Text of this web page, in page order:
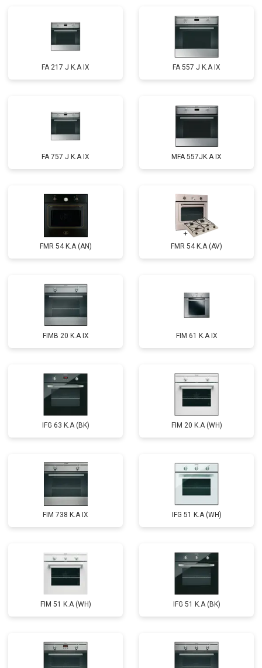
FA 217 J K.A IX FA 557 J K.A IX
FA 757 J K.A IX MFA 557JK.A IX
FMR 54 K.A (AN) FMR 54 K.A (AV)
FIMB 20 K.A IX FIM 61 K.A IX
IFG 63 K.A (BK) FIM 20 K.A (WH)
FIM 738 K.A IX IFG 51 K.A (WH)
FIM 51 K.A (WH) IFG 51 K.A (BK)